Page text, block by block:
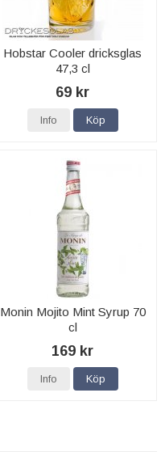
Hobstar Cooler dricksglas
47,3 cl
69 kr
Info Köp
Monin Mojito Mint Syrup 70
cl
169 kr
Info Köp